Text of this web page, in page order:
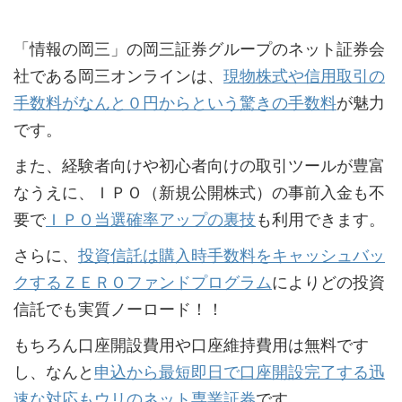
「情報の岡三」の岡三証券グループのネット証券会
社である岡三オンラインは、 現物株式や信用取引の
手数料がなんと０円からという驚きの手数料が魅力
です。
また、経験者向けや初心者向けの取引ツールが豊富
なうえに、ＩＰＯ（新規公開株式）の事前入金も不
要でＩＰＯ当選確率アップの裏技も利用できます。
さらに、 投資信託は購入時手数料をキャッシュバッ
クするＺＥＲＯファンドプログラムによりどの投資
信託でも実質ノーロード！！
もちろん口座開設費用や口座維持費用は無料です
し、なんと 申込から最短即日で口座開設完了する迅